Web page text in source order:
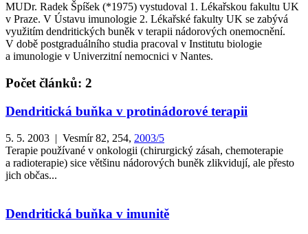
MUDr. Radek Špíšek (*1975) vystudoval 1. Lékařskou fakultu UK
v Praze. V Ústavu imunologie 2. Lékařské fakulty UK se zabývá
využitím dendritických buněk v terapii nádorových onemocnění.
V době postgraduálního studia pracoval v Institutu biologie
a imunologie v Univerzitní nemocnici v Nantes.
Počet článků: 2
Dendritická buňka v protinádorové terapii
5. 5. 2003 | Vesmír 82, 254, 2003/5
Terapie používané v onkologii (chirurgický zásah, chemoterapie
a radioterapie) sice většinu nádorových buněk zlikvidují, ale přesto
jich občas...
Dendritická buňka v imunitě